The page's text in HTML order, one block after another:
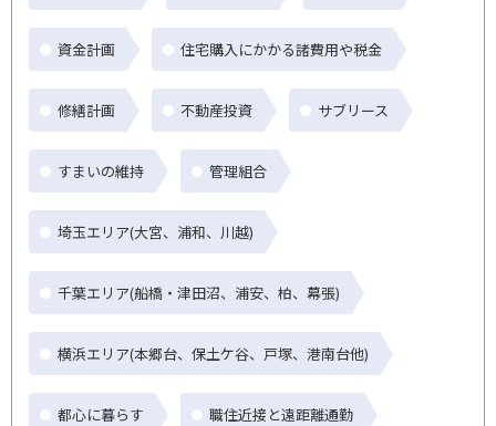
資金計画 住宅購入にかかる諸費用や税金
修繕計画 不動産投資 サブリース
すまいの維持 管理組合
埼玉エリア(大宮、浦和、川越)
千葉エリア(船橋・津田沼、浦安、柏、幕張)
横浜エリア(本郷台、保土ケ谷、戸塚、港南台他)
都心に暮らす 職住近接と遠距離通勤